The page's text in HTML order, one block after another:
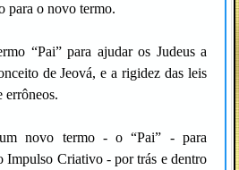
para o novo termo.
“Pai” para ajudar os Judeus a
de Jeová, e a rigidez das leis
errôneos.
novo termo - o “Pai” - para
Impulso Criativo - por trás e dentro